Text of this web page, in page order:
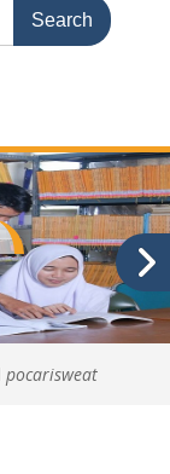
pocarisweat